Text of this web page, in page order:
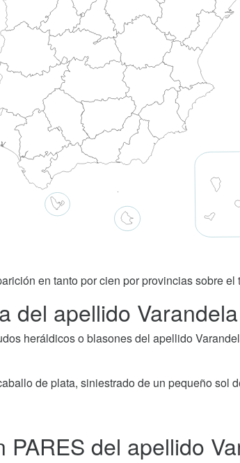
en tanto por cien por provincias sobre
del apellido Varandela
heráldicos o blasones del apellido
de plata, siniestrado de un pequeño sol
PARES del apellido